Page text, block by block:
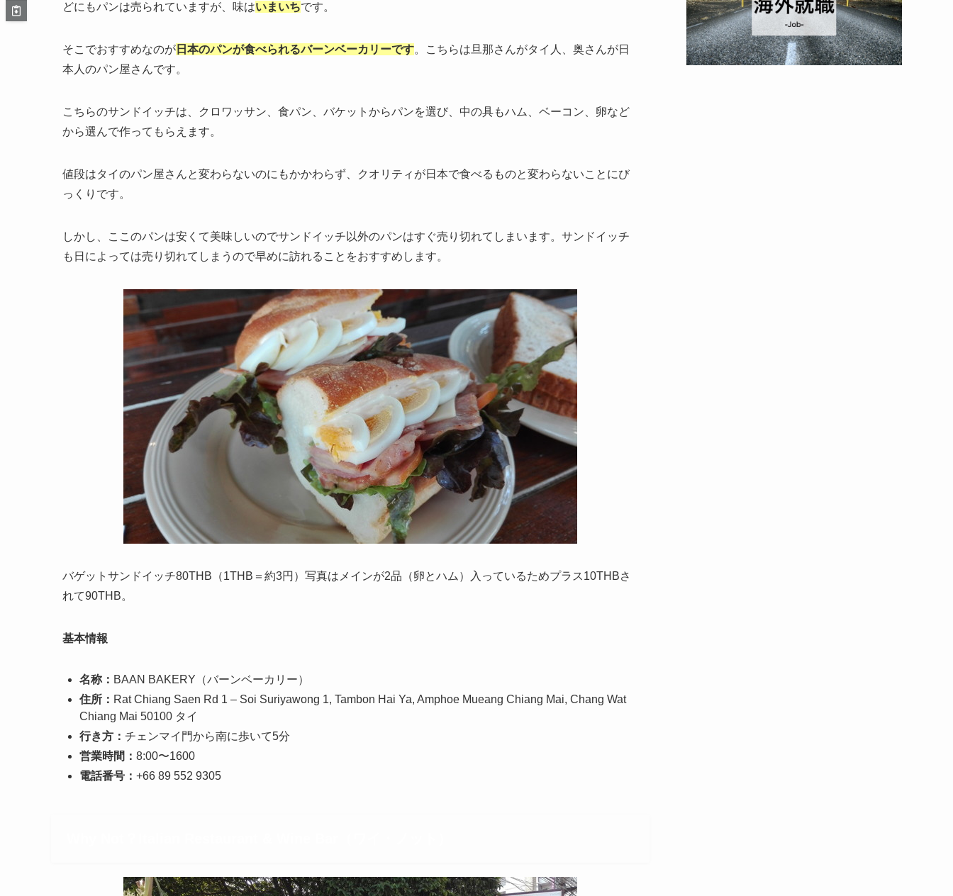
どにもパンは売られていますが、味はいまいちです。
そこでおすすめなのが 日本のパンが食べられるバーンベーカリーです。こちらは旦那さんがタイ人、奥さんが日
本人のパン屋さんです。
こちらのサンドイッチは、クロワッサン、食パン、バケットからパンを選び、中の具もハム、ベーコン、卵など
から選んで作ってもらえます。
値段はタイのパン屋さんと変わらないのにもかかわらず、クオリティが日本で食べるものと変わらないことにび
っくりです。
しかし、ここのパンは安くて美味しいのでサンドイッチ以外のパンはすぐ売り切れてしまいます。サンドイッチ
も日によっては売り切れてしまうので早めに訪れることをおすすめします。
バゲットサンドイッチ80THB（1THB＝約3円）写真はメインが2品（卵とハム）入っているためプラス10THBさ
れて90THB。
基本情報
名称： BAAN BAKERY（バーンベーカリー）
住所： Rat Chiang Saen Rd 1 – Soi Suriyawong 1, Tambon Hai Ya, Amphoe Mueang Chiang Mai, Chang Wat
Chiang Mai 50100 タイ
行き方： チェンマイ門から南に歩いて5分
営業時間： 8:00〜1600
電話番号： +66 89 552 9305